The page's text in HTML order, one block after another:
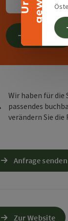
0
Suchen
Wir haben für die
passendes
verändern Sie
Anfrage senden
Zur Website